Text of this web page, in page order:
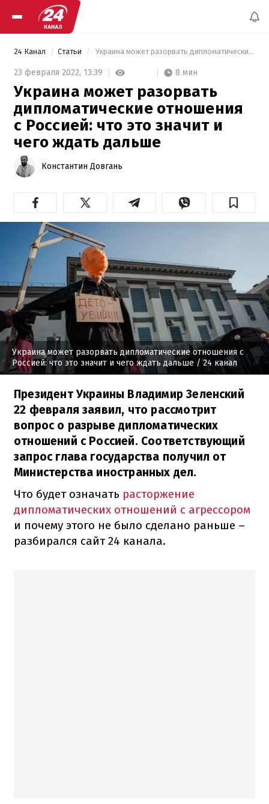
24 Канал Статьи Украина может разорвать дипломатические отношения с Россией: что это значит и чего ждать дальше
23 февраля 2022, 13:39 8 мин
Украина может разорвать
дипломатические отношения
с Россией: что это значит и
чего ждать дальше
Константин Довгань
Украина может разорвать дипломатические отношения с
Россией: что это значит и чего ждать дальше / 24 канал
Президент Украины Владимир Зеленский
22 февраля заявил, что рассмотрит
вопрос о разрыве дипломатических
отношений с Россией. Соответствующий
запрос глава государства получил от
Министерства иностранных дел.
Что будет означать расторжение
дипломатических отношений с агрессором
и почему этого не было сделано раньше –
разбирался сайт 24 канала.